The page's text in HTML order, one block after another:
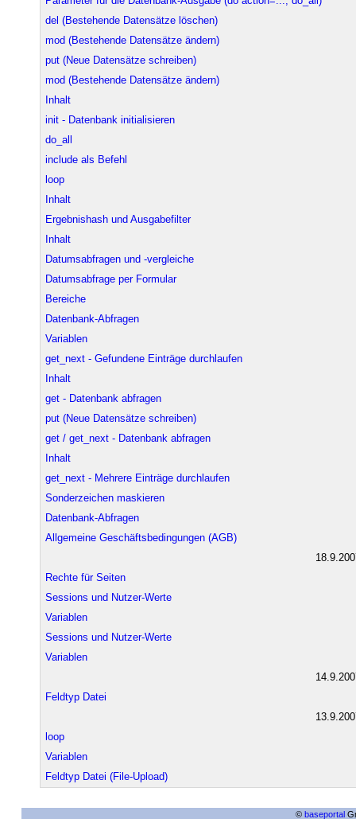
del (Bestehende Datensätze löschen)
mod (Bestehende Datensätze ändern)
put (Neue Datensätze schreiben)
mod (Bestehende Datensätze ändern)
Inhalt
init - Datenbank initialisieren
do_all
include als Befehl
loop
Inhalt
Ergebnishash und Ausgabefilter
Inhalt
Datumsabfragen und -vergleiche
Datumsabfrage per Formular
Bereiche
Datenbank-Abfragen
Variablen
get_next - Gefundene Einträge durchlaufen
Inhalt
get - Datenbank abfragen
put (Neue Datensätze schreiben)
get / get_next - Datenbank abfragen
Inhalt
get_next - Mehrere Einträge durchlaufen
Sonderzeichen maskieren
Datenbank-Abfragen
Allgemeine Geschäftsbedingungen (AGB)
Rechte für Seiten
Sessions und Nutzer-Werte
Variablen
Sessions und Nutzer-Werte
Variablen
Feldtyp Datei
loop
Variablen
Feldtyp Datei (File-Upload)
© baseportal